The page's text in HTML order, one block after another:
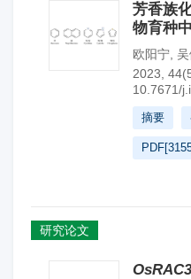
芳香族
物育种
欧阳宁
2023,
10.7671/
摘要
PDF[
研究论文
OsRAC3